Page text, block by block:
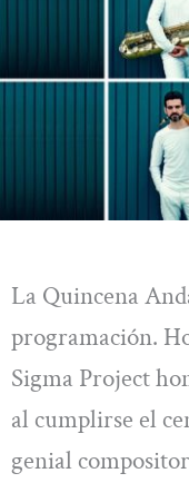
La Quincena
programación.
Sigma Project
al cumplirse el
genial